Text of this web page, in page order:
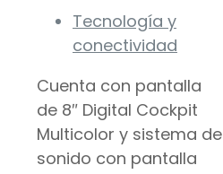
Tecnología y
conectividad
Cuenta con pantalla
de 8″ Digital Cockpit
Multicolor y sistema de
sonido con pantalla